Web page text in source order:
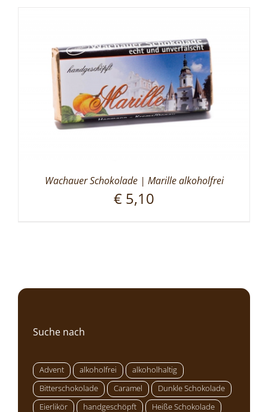
Wachauer Schokolade | Marille alkoholfrei
€ 5,10
Suche nach
Advent alkoholfrei
alkoholhaltig
Bitterschokolade
Caramel
Dunkle Schokolade
Eierlikör
handgeschöpft
Heiße Schokolade